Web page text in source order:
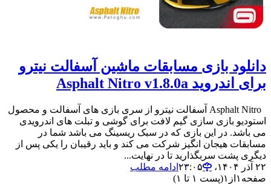
دانلود بازی مسابقات ماشین آسفالت نیترو
برای اندروید Asphalt Nitro v1.8.0a
Asphalt Nitro آسفالت نیترو از سری بازی های آسفالت و محصول
استودیو بازی سازی گیم لافت برای گوشی و تبلت های اندرویدی
می باشد. در این بازی که در سبک ریسینگ می باشد شما در
مسابقات هیجان انگیز شرکت می کند و باید رقیبان را یکی پس از
دیگری پشت سربگذارید تا در نهایت...
۲۲ آذر ۱۴۰۴،‏ ۲۳:۰۵
ادامه مطلب
صفحه ۱ از ۱(پست ۱ تا ۱)